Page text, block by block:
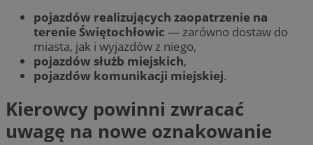
pojazdów realizujących zaopatrzenie na
terenie Świętochłowic — zarówno dostaw do
miasta, jak i wyjazdów z niego,
pojazdów służb miejskich,
pojazdów komunikacji miejskiej.
Kierowcy powinni zwracać
uwagę na nowe oznakowanie